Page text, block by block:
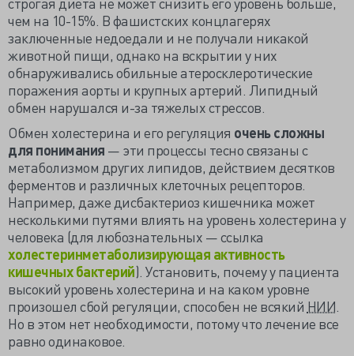
чем на 10-15%. В фашистских концлагерях
заключенные недоедали и не получали никакой
животной пищи, однако на вскрытии у них
обнаруживались обильные атеросклеротические
поражения аорты и крупных артерий. Липидный
обмен нарушался и-за тяжелых стрессов.
Обмен холестерина и его регуляция очень сложны
для понимания — эти процессы тесно связаны с
метаболизмом других липидов, действием десятков
ферментов и различных клеточных рецепторов.
Например, даже дисбактериоз кишечника может
несколькими путями влиять на уровень холестерина у
человека (для любознательных — ссылка
холестеринметаболизирующая активность
кишечных бактерий). Установить, почему у пациента
высокий уровень холестерина и на каком уровне
произошел сбой регуляции, способен не всякий НИИ
Но в этом нет необходимости, потому что лечение все
равно одинаковое.